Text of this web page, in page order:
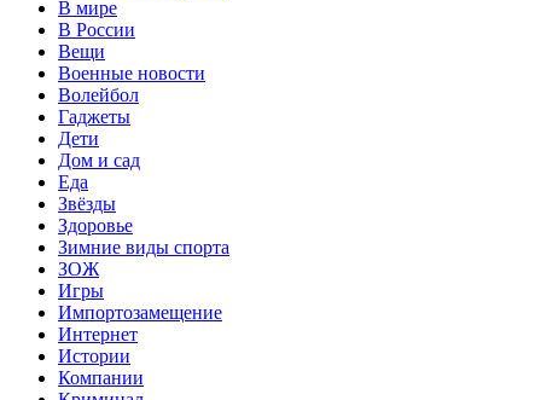
В мире
В России
Вещи
Военные новости
Волейбол
Гаджеты
Дети
Дом и сад
Еда
Звёзды
Здоровье
Зимние виды спорта
ЗОЖ
Игры
Импортозамещение
Интернет
Истории
Компании